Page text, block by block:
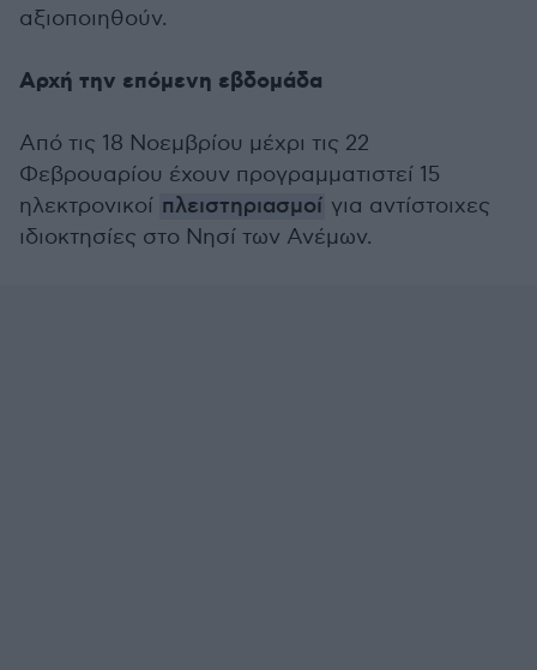
αξιοποιηθούν.
Αρχή την επόμενη εβδομάδα
Από τις 18 Νοεμβρίου μέχρι τις 22
Φεβρουαρίου έχουν προγραμματιστεί 15
ηλεκτρονικοί πλειστηριασμοί για αντίστοιχες
ιδιοκτησίες στο Νησί των Ανέμων.